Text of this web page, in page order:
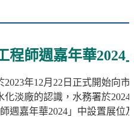
程師週嘉年華2024
2023年12月 22 日正式開始向市
化淡廠的認識，水務署於2024
週嘉年華2024」中設置展位